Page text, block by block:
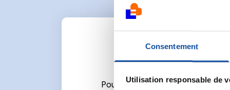
Consentement
Utilisation responsable de
Pour écrire un commentaire ou